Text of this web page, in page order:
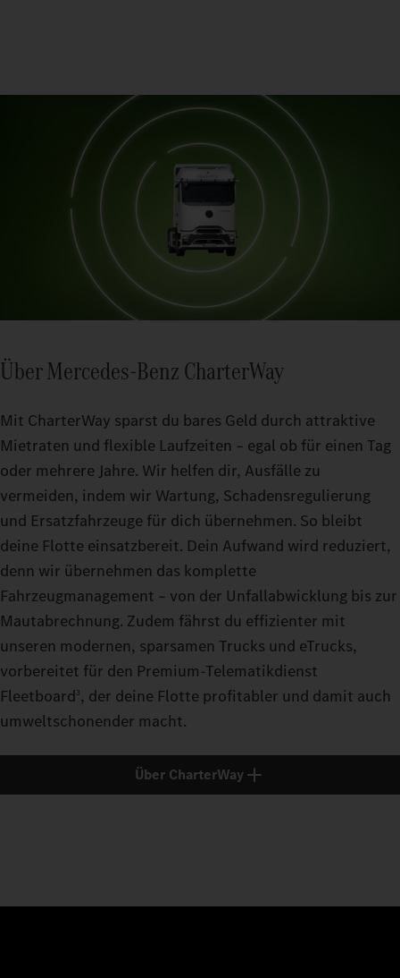
Über Mercedes-Benz CharterWay
Mit CharterWay sparst du bares Geld durch attraktive
Mietraten und flexible Laufzeiten – egal ob für einen Tag
oder mehrere Jahre. Wir helfen dir, Ausfälle zu
vermeiden, indem wir Wartung, Schadensregulierung
und Ersatzfahrzeuge für dich übernehmen. So bleibt
deine Flotte einsatzbereit. Dein Aufwand wird reduziert,
denn wir übernehmen das komplette
Fahrzeugmanagement – von der Unfallabwicklung bis zur
Mautabrechnung. Zudem fährst du effizienter mit
unseren modernen, sparsamen Trucks und eTrucks,
vorbereitet für den Premium-Telematikdienst
Fleetboard3, der deine Flotte profitabler und damit auch
umweltschonender macht.
Über CharterWay